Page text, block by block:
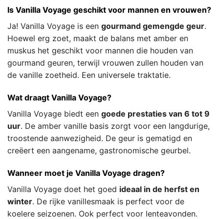
Is Vanilla Voyage geschikt voor mannen en vrouwen?
Ja! Vanilla Voyage is een gourmand gemengde geur.
Hoewel erg zoet, maakt de balans met amber en
muskus het geschikt voor mannen die houden van
gourmand geuren, terwijl vrouwen zullen houden van
de vanille zoetheid. Een universele traktatie.
Wat draagt Vanilla Voyage?
Vanilla Voyage biedt een goede prestaties van 6 tot 9
uur. De amber vanille basis zorgt voor een langdurige,
troostende aanwezigheid. De geur is gematigd en
creëert een aangename, gastronomische geurbel.
Wanneer moet je Vanilla Voyage dragen?
Vanilla Voyage doet het goed ideaal in de herfst en
winter. De rijke vanillesmaak is perfect voor de
koelere seizoenen. Ook perfect voor lenteavonden.